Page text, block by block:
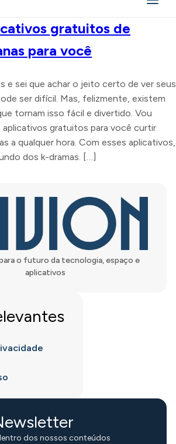
gratuitos de
para você
e sei que achar o jeito certo de ver seus
ser difícil. Mas, felizmente, existem
tornam isso fácil e divertido. Vou
gratuitos para você curtir
a qualquer hora. Com esses aplicativos,
dos k-dramas. […]
o futuro da tecnologia, espaço e
aplicativos
dos nossos conteúdos